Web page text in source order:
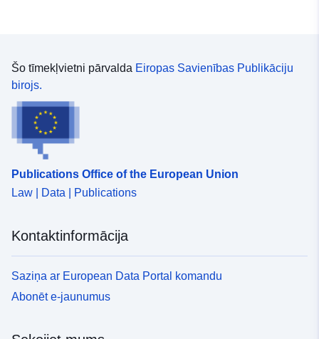
Šo tīmekļvietni pārvalda Eiropas Savienības Publikāciju
birojs.
Publications Office of the European Union
Law | Data | Publications
Kontaktinformācija
Saziņa ar European Data Portal komandu
Abonēt e-jaunumus